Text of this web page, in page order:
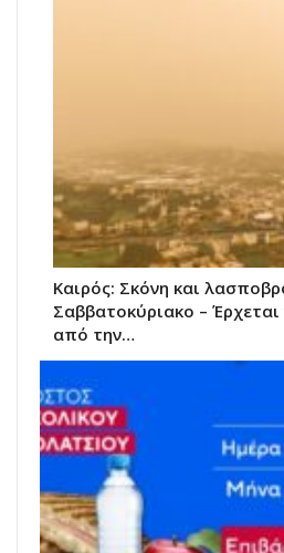
Καιρός: Σκόνη και
Σαββατοκύριακο –
από την…